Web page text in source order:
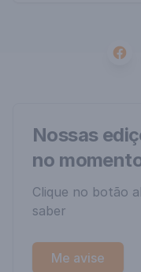
Nossas
no
Clique no botão
saber
Me avise